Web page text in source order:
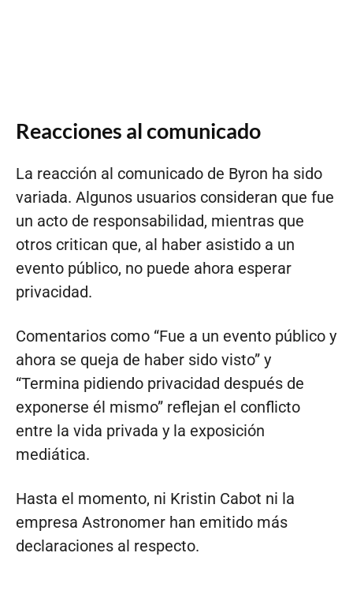
Reacciones al comunicado
La reacción al comunicado de Byron ha sido
variada. Algunos usuarios consideran que fue
un acto de responsabilidad, mientras que
otros critican que, al haber asistido a un
evento público, no puede ahora esperar
privacidad.
Comentarios como “Fue a un evento público y
ahora se queja de haber sido visto” y
“Termina pidiendo privacidad después de
exponerse él mismo” reflejan el conflicto
entre la vida privada y la exposición
mediática.
Hasta el momento, ni Kristin Cabot ni la
empresa Astronomer han emitido más
declaraciones al respecto.